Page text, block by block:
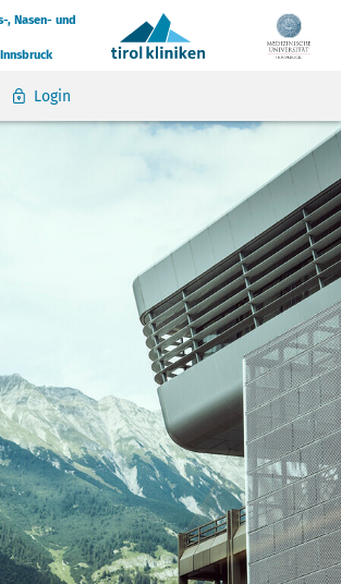
, Nasen- und
Login